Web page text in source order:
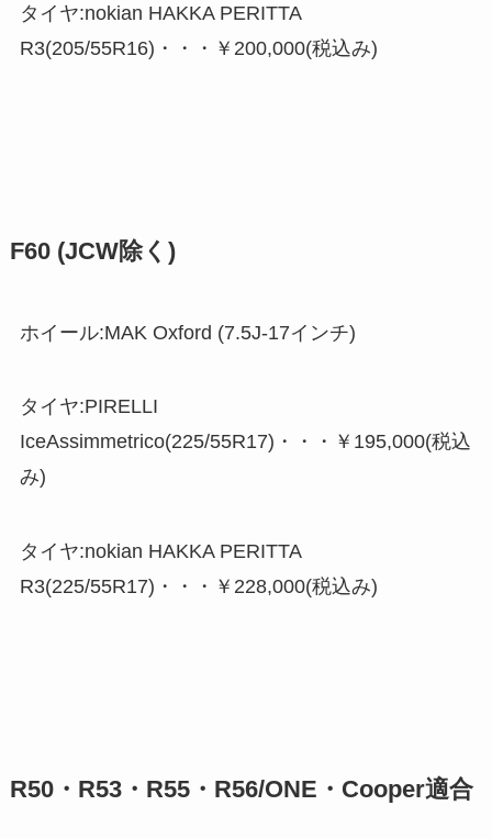
タイヤ:nokian HAKKA PERITTA
R3(205/55R16)・・・￥200,000(税込み)
F60 (JCW除く)
ホイール:MAK Oxford (7.5J-17インチ)
タイヤ:PIRELLI
IceAssimmetrico(225/55R17)・・・￥195,000(税込
み)
タイヤ:nokian HAKKA PERITTA
R3(225/55R17)・・・￥228,000(税込み)
R50・R53・R55・R56/ONE・Cooper適合